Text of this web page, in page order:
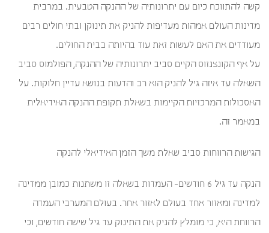
קשה להתווכח כיום עם יתרונותיה של ההנקה הטבעית. במרבית
מדינות העולם אמהות מעדיפות להניק את תינוקן ובתי חולים רבים
מעודדים את האם לעשות זאת עוד בהיותה בבית החולים.
על אף הקונצנזוס הקיים סביב יתרונותיה של ההנקה, הפולמוס סביב
השאלה עד איזה גיל להניק הוא רב והדעות בנושא עדיין חלוקות. על
האסכולות המרכזיות הקיימות בשאלת תקופת ההנקה האידיאלית
במאמר זה.
הגישות הרווחות סביב שאלת משך הזמן האידיאלי להנקה
הנקה עד גיל 6 חודשים- העמדות בשאלה זו משתנות כמובן ממדינה
למדינה ומאזור אחד בעולם לאזור אחר. בעולם המערבי העמדה
הרווחת היא, כי מומלץ להניק את התינוק עד גיל שישה חודשים, וכי